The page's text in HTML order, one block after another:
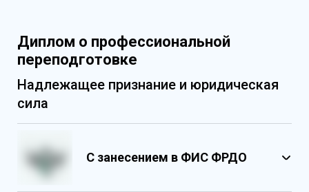
Диплом о профессиональной
переподготовке
Надлежащее признание и юридическая
сила
С занесением в ФИС ФРДО